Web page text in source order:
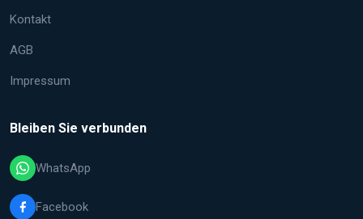
Kontakt
AGB
Impressum
Bleiben Sie verbunden
WhatsApp
Facebook